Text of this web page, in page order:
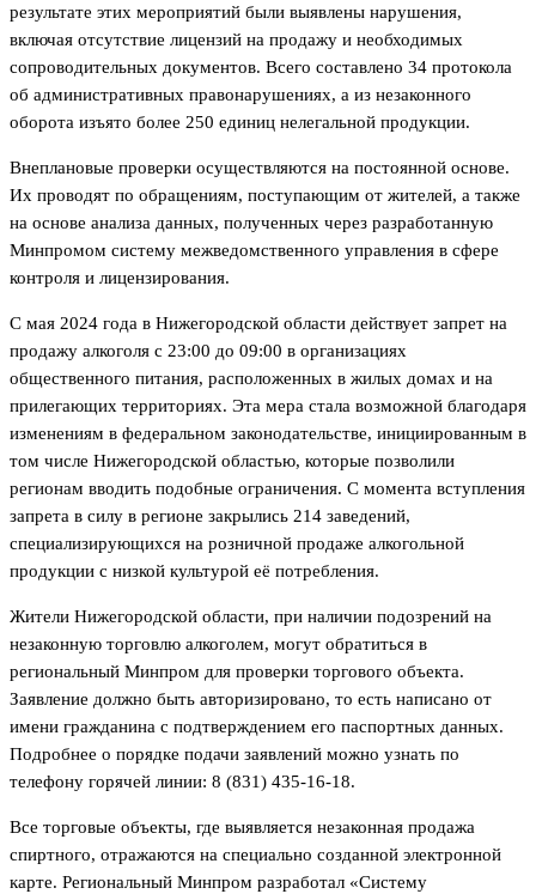
результате этих мероприятий были выявлены нарушения,
включая отсутствие лицензий на продажу и необходимых
сопроводительных документов. Всего составлено 34 протокола
об административных правонарушениях, а из незаконного
оборота изъято более 250 единиц нелегальной продукции.
Внеплановые проверки осуществляются на постоянной основе.
Их проводят по обращениям, поступающим от жителей, а также
на основе анализа данных, полученных через разработанную
Минпромом систему межведомственного управления в сфере
контроля и лицензирования.
С мая 2024 года в Нижегородской области действует запрет на
продажу алкоголя с 23:00 до 09:00 в организациях
общественного питания, расположенных в жилых домах и на
прилегающих территориях. Эта мера стала возможной благодаря
изменениям в федеральном законодательстве, инициированным в
том числе Нижегородской областью, которые позволили
регионам вводить подобные ограничения. С момента вступления
запрета в силу в регионе закрылись 214 заведений,
специализирующихся на розничной продаже алкогольной
продукции с низкой культурой её потребления.
Жители Нижегородской области, при наличии подозрений на
незаконную торговлю алкоголем, могут обратиться в
региональный Минпром для проверки торгового объекта.
Заявление должно быть авторизировано, то есть написано от
имени гражданина с подтверждением его паспортных данных.
Подробнее о порядке подачи заявлений можно узнать по
телефону горячей линии: 8 (831) 435-16-18.
Все торговые объекты, где выявляется незаконная продажа
спиртного, отражаются на специально созданной электронной
карте. Региональный Минпром разработал «Систему